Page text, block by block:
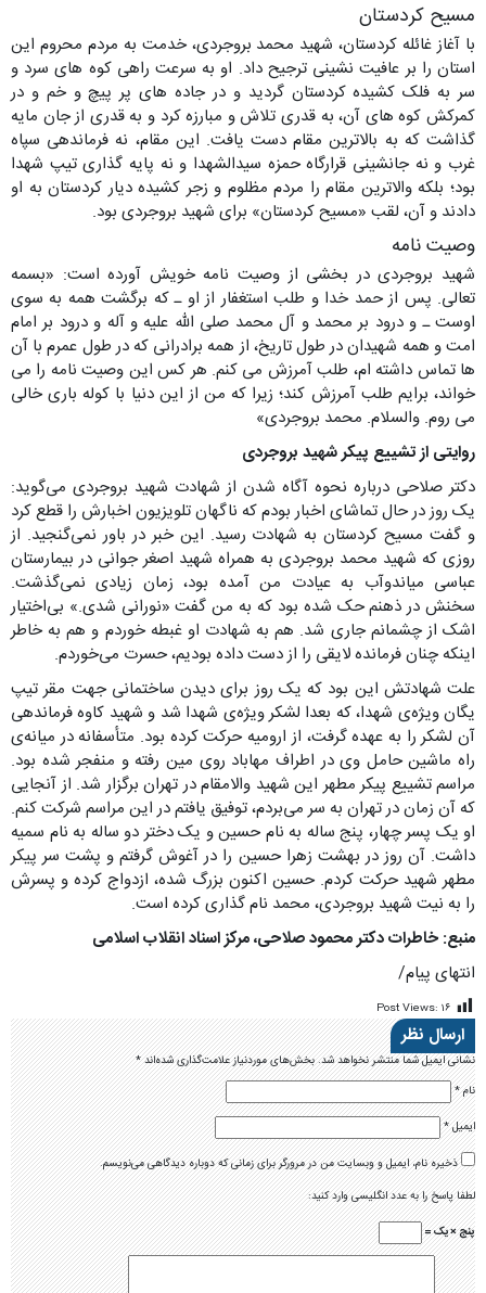
مسیح کردستان
با آغاز غائله کردستان، شهید محمد بروجردی، خدمت به مردم محروم این
استان را بر عافیت نشینی ترجیح داد. او به سرعت راهی کوه های سرد و
سر به فلک کشیده کردستان گردید و در جاده های پر پیچ و خم و در
کمرکش کوه های آن، به قدری تلاش و مبارزه کرد و به قدری از جان مایه
گذاشت که به بالاترین مقام دست یافت. این مقام، نه فرماندهی سپاه
غرب و نه جانشینی قرارگاه حمزه سیدالشهدا و نه پایه گذاری تیپ شهدا
بود؛ بلکه والاترین مقام را مردم مظلوم و زجر کشیده دیار کردستان به او
دادند و آن، لقب «مسیح کردستان» برای شهید بروجردی بود.
وصیت نامه
شهید بروجردی در بخشی از وصیت نامه خویش آورده است: «بسمه
تعالی. پس از حمد خدا و طلب استغفار از او ـ که برگشت همه به سوی
اوست ـ و درود بر محمد و آل محمد صلی الله علیه و آله و درود بر امام
امت و همه شهیدان در طول تاریخ، از همه برادرانی که در طول عمرم با آن
ها تماس داشته ام، طلب آمرزش می کنم. هر کس این وصیت نامه را می
خواند، برایم طلب آمرزش کند؛ زیرا که من از این دنیا با کوله باری خالی
می روم. والسلام. محمد بروجردی»
روایتی از تشییع پیکر شهید بروجردی
دکتر صلاحی درباره نحوه آگاه شدن از شهادت شهید بروجردی می‌گوید:
یک روز در حال تماشای اخبار بودم که ناگهان تلویزیون اخبارش را قطع کرد
و گفت مسیح کردستان به شهادت رسید. این خبر در باور نمی‌گنجید. از
روزی که شهید محمد بروجردی به همراه شهید اصغر جوانی در بیمارستان
عباسی میاندوآب به عیادت من آمده بود، زمان زیادی نمی‌گذشت.
سخنش در ذهنم حک شده بود که به من گفت «نورانی شدی.» بی‌اختیار
اشک از چشمانم جاری شد. هم به شهادت او غبطه خوردم و هم به خاطر
اینکه چنان فرمانده لایقی را از دست داده بودیم، حسرت می‌خوردم.
علت شهادتش این بود که یک روز برای دیدن ساختمانی جهت مقر تیپ
یگان ویژه‌ی شهدا، که بعدا لشکر ویژه‌ی شهدا شد و شهید کاوه فرماندهی
آن لشکر را به عهده گرفت، از ارومیه حرکت کرده بود. متأسفانه در میانه‌ی
راه ماشین حامل وی در اطراف مهاباد روی مین رفته و منفجر شده بود.
مراسم تشییع پیکر مطهر این شهید والامقام در تهران برگزار شد. از آنجایی
که آن زمان در تهران به سر می‌بردم، توفیق یافتم در این مراسم شرکت کنم.
او یک پسر چهار، پنج ساله به نام حسین و یک دختر دو ساله به نام سمیه
داشت. آن روز در بهشت زهرا حسین را در آغوش گرفتم و پشت سر پیکر
مطهر شهید حرکت کردم. حسین اکنون بزرگ شده، ازدواج کرده و پسرش
را به نیت شهید بروجردی، محمد نام گذاری کرده است.
منبع: خاطرات دکتر محمود صلاحی، مرکز اسناد انقلاب اسلامی
انتهای پیام/
Post Views: ۱۶
ارسال نظر
نشانی ایمیل شما منتشر نخواهد شد.بخش‌های موردنیاز علامت‌گذاری شده‌اند*
نام*
ایمیل*
ذخیره نام، ایمیل و وبسایت من در مرورگر برای زمانی که دوباره دیدگاهی می‌نویسم.
لطفا پاسخ را به عدد انگلیسی وارد کنید:
پنج × یک =